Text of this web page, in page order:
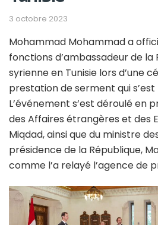
3 octobre 2023
Mohammad Mohammad a
fonctions d’ambassadeur de la
syrienne en Tunisie lors d’une
prestation de serment qui s’est
L’événement s’est déroulé en
des Affaires étrangères et des
Miqdad, ainsi que du ministre
présidence de la République,
comme l’a relayé l’agence de